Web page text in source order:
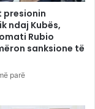
presionin
ndaj Kubës,
Rubio
sanksione të
parë